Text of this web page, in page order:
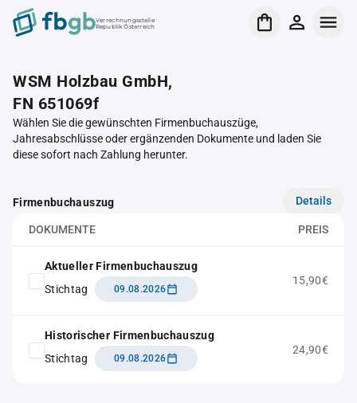
Verrechnungsstelle
Republik Österreich
WSM Holzbau GmbH,
FN 651069f
Wählen Sie die gewünschten Firmenbuchauszüge,
Jahresabschlüsse oder ergänzenden Dokumente und laden Sie
diese sofort nach Zahlung herunter.
Firmenbuchauszug Details
DOKUMENTE PREIS
Aktueller Firmenbuchauszug
Stichtag
09.08.2026
15,90€
Historischer Firmenbuchauszug
Stichtag
09.08.2026
24,90€